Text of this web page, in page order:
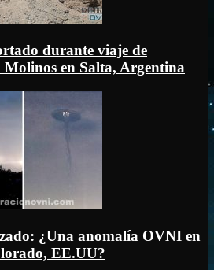
durante viaje de
Molinos en Salta, Argentina
¿Una anomalía OVNI en
EE.UU?